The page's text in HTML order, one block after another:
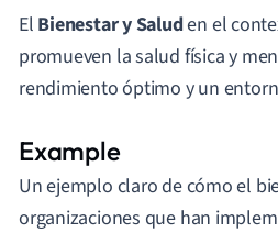
El Bienestar y Saluden el
promueven la salud física y
rendimiento óptimo y un
Un ejemplo claro de cómo el
organizaciones que han